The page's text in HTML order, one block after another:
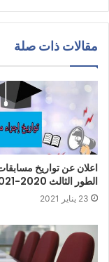
مقالات ذات صلة
اعلان عن تواريخ
الطور الثالث 2020-2021
23 يناير 2021